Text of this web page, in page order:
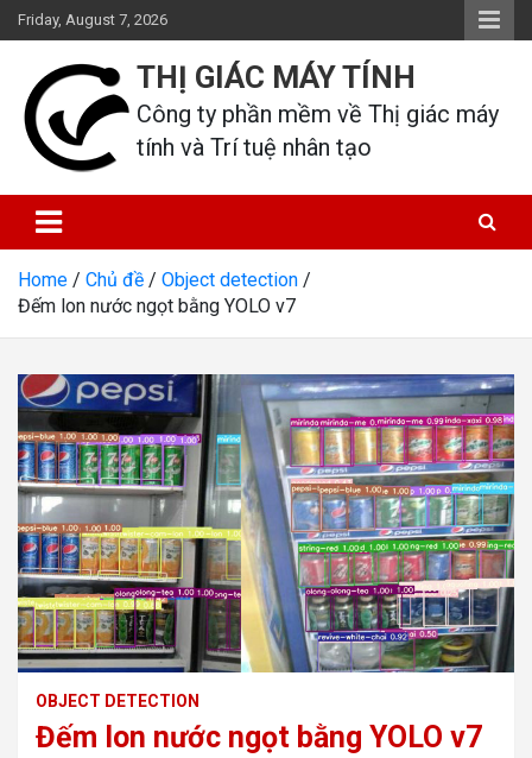
Skip
to
content
Friday, August 7, 2026
THỊ GIÁC MÁY TÍNH
Công ty phần mềm về Thị giác máy
tính và Trí tuệ nhân tạo
Home Chủ đề
Object detection
Đếm lon nước ngọt bằng YOLO v7
OBJECT DETECTION
Đếm lon nước ngọt bằng YOLO v7